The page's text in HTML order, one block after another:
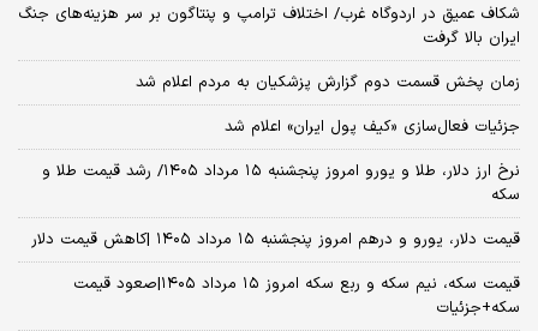
شکاف عمیق در اردوگاه غرب/ اختلاف ترامپ و پنتاگون بر سر هزینه‌های جنگ
ایران بالا گرفت
زمان پخش قسمت دوم گزارش پزشکیان به مردم اعلام شد
جزئیات فعال‌سازی «کیف پول ایران» اعلام شد
نرخ ارز دلار، طلا و یورو امروز پنجشنبه ۱۵ مرداد ۱۴۰۵/ رشد قیمت طلا و
سکه
قیمت دلار، یورو و درهم امروز پنجشنبه ۱۵ مرداد ۱۴۰۵ |کاهش قیمت دلار
قیمت سکه، نیم سکه و ربع سکه امروز ۱۵ مرداد ۱۴۰۵|صعود قیمت
سکه+جزئیات